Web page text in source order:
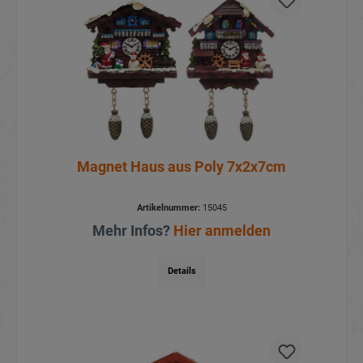
Magnet Haus aus Poly 7x2x7cm
Artikelnummer:15045
Mehr Infos? Hier anmelden
Details